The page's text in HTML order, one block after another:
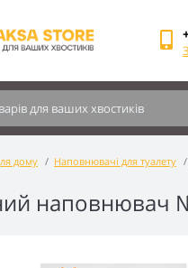
дому Наповнювачі для туалету
наповнювач